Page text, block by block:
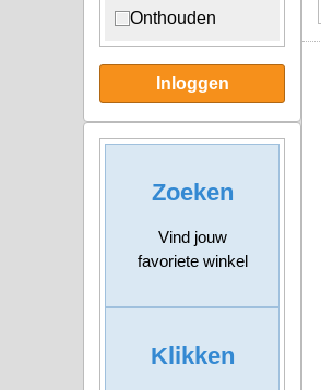
Onthouden
Inloggen
Zoeken
Vind jouw
favoriete winkel
Klikken